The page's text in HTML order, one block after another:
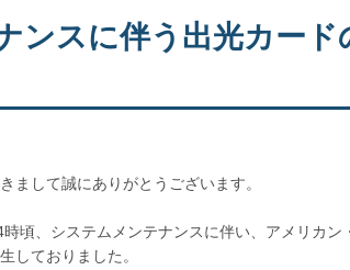
ンスに伴う出光カード
まして誠にありがとうございます。
頃、システムメンテナンスに伴い、アメリカ
しておりました。